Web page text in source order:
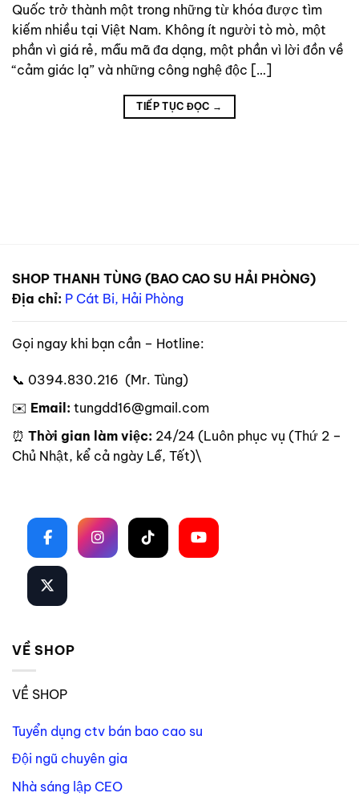
Quốc trở thành một trong những từ khóa được tìm
kiếm nhiều tại Việt Nam. Không ít người tò mò, một
phần vì giá rẻ, mẫu mã đa dạng, một phần vì lời đồn về
“cảm giác lạ” và những công nghệ độc […]
TIẾP TỤC ĐỌC →
SHOP THANH TÙNG (BAO CAO SU HẢI PHÒNG)
Địa chỉ: P Cát Bi, Hải Phòng
Gọi ngay khi bạn cần – Hotline:
📞 0394.830.216 (Mr. Tùng)
✉️ Email: tungdd16@gmail.com
⏰ Thời gian làm việc: 24/24 (Luôn phục vụ (Thứ 2 –
Chủ Nhật, kể cả ngày Lễ, Tết)\
VỀ SHOP
VỀ SHOP
Tuyển dụng ctv bán bao cao su
Đội ngũ chuyên gia
Nhà sáng lập CEO